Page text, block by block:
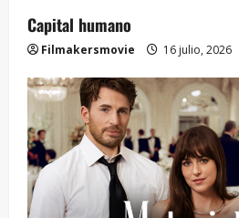
Capital humano
Filmakersmovie 16 julio, 2026